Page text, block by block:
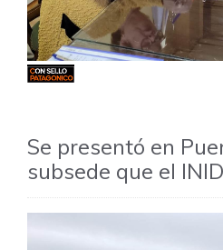
Se presentó en
subsede que el